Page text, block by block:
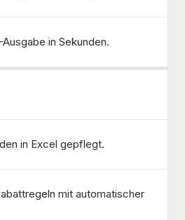
in Sekunden.
in Excel gepflegt.
mit automatischer